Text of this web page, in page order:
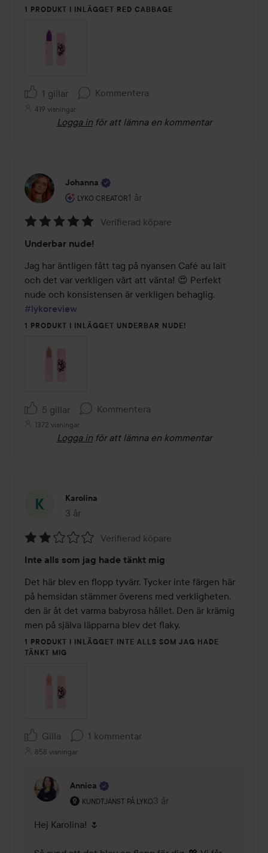
1 PRODUKT I INLÄGGET RED CABBAGE
1 gillar Kommentera
419 visningar
Logga in för att lämna en kommentar
Johanna
LYKO CREATOR
Användarens roll: Lyko Creator.
1 år
Inlägget skapades 1 år
5
av
5
Verifierad köpare
Underbar nude!
Jag har äntligen fått tag på nyansen Café au lait
och det var verkligen värt att vänta! 😍 Perfekt
#lykoreview
1 PRODUKT I INLÄGGET UNDERBAR NUDE!
5 gillar Kommentera
1372 visningar
Logga in för att lämna en kommentar
Karolina
3 år
Inlägget skapades 3 år
2
av
5
Verifierad köpare
Inte alls som jag hade tänkt mig
Det här blev en flopp tyvärr. Tycker inte färgen här
på hemsidan stämmer överens med verkligheten,
den är åt det varma babyrosa hållet. Den är krämig
men på själva läpparna blev det flaky.
1 PRODUKT I INLÄGGET INTE ALLS SOM JAG HADE
TÄNKT MIG
Gilla 1 kommentar
858 visningar
Annica
KUNDTJÄNST PÅ LYKO
Användarens roll: Kundtjänst på Lyko.
3 år
Kommentaren lades 3 år
Hej Karolina! 🌷